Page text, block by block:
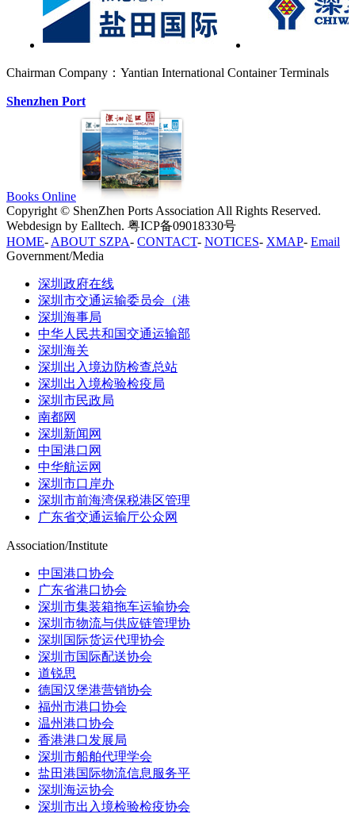
Chairman Company：Yantian International Container Terminals
Shenzhen Port
Books Online
Copyright © ShenZhen Ports Association All Rights Reserved.
Webdesign by Ealltech. 粤ICP备09018330号
HOME- ABOUT SZPA- CONTACT- NOTICES- XMAP- Email
Government/Media
深圳政府在线
深圳市交通运输委员会（港
深圳海事局
中华人民共和国交通运输部
深圳海关
深圳出入境边防检查总站
深圳出入境检验检疫局
深圳市民政局
南都网
深圳新闻网
中国港口网
中华航运网
深圳市口岸办
深圳市前海湾保税港区管理
广东省交通运输厅公众网
Association/Institute
中国港口协会
广东省港口协会
深圳市集装箱拖车运输协会
深圳市物流与供应链管理协
深圳国际货运代理协会
深圳市国际配送协会
道锐思
德国汉堡港营销协会
福州市港口协会
温州港口协会
香港港口发展局
深圳市船舶代理学会
盐田港国际物流信息服务平
深圳海运协会
深圳市出入境检验检疫协会